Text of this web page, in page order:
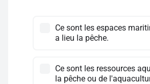
Ce sont les espaces
a lieu la pêche.
Ce sont les ressources
la pêche ou de